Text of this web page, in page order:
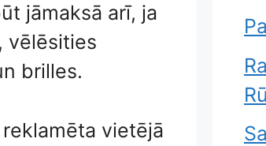
jāmaksā arī, ja
vēlēsities
brilles.
vietējā